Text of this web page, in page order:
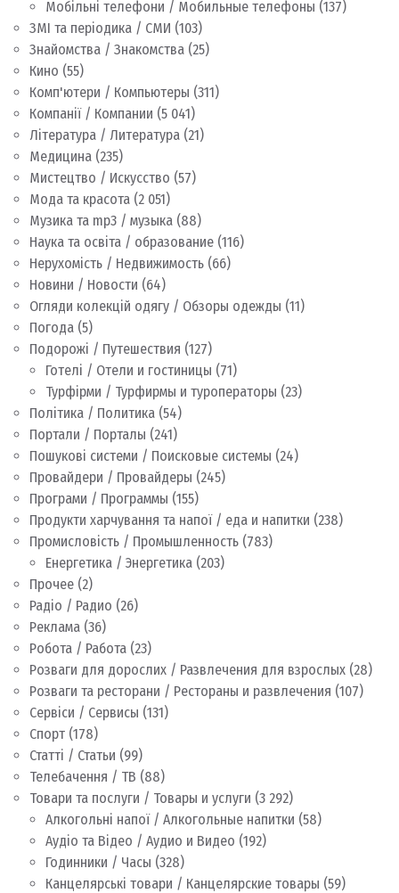
Мобільні телефони / Мобильные телефоны (137)
ЗМІ та періодика / СМИ (103)
Знайомства / Знакомства (25)
Кино (55)
Комп'ютери / Компьютеры (311)
Компанії / Компании (5 041)
Література / Литература (21)
Медицина (235)
Мистецтво / Искусство (57)
Мода та красота (2 051)
Музика та mp3 / музыка (88)
Наука та освіта / образование (116)
Нерухомість / Недвижимость (66)
Новини / Новости (64)
Огляди колекцій одягу / Обзоры одежды (11)
Погода (5)
Подорожі / Путешествия (127)
Готелі / Отели и гостиницы (71)
Турфірми / Турфирмы и туроператоры (23)
Політика / Политика (54)
Портали / Порталы (241)
Пошукові системи / Поисковые системы (24)
Провайдери / Провайдеры (245)
Програми / Программы (155)
Продукти харчування та напої / еда и напитки (238)
Промисловість / Промышленность (783)
Енергетика / Энергетика (203)
Прочее (2)
Радіо / Радио (26)
Реклама (36)
Робота / Работа (23)
Розваги для дорослих / Развлечения для взрослых (28)
Розваги та ресторани / Рестораны и развлечения (107)
Сервіси / Сервисы (131)
Спорт (178)
Статті / Статьи (99)
Телебачення / ТВ (88)
Товари та послуги / Товары и услуги (3 292)
Алкогольні напої / Алкогольные напитки (58)
Аудіо та Відео / Аудио и Видео (192)
Годинники / Часы (328)
Канцелярські товари / Канцелярские товары (59)